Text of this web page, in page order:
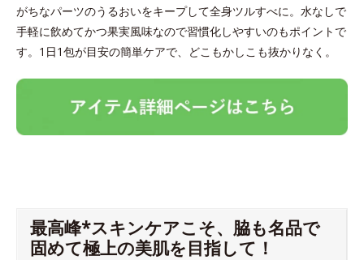
がちなパーツのうるおいをキープして全身ツルすべに。水なしで
手軽に飲めてかつ果実風味なので習慣化しやすいのもポイントで
す。1日1包が目安の簡単ケアで、どこもかしこも抜かりなく。
最高峰*スキンケアこそ、脇も名品で
固めて極上の美肌を目指して！